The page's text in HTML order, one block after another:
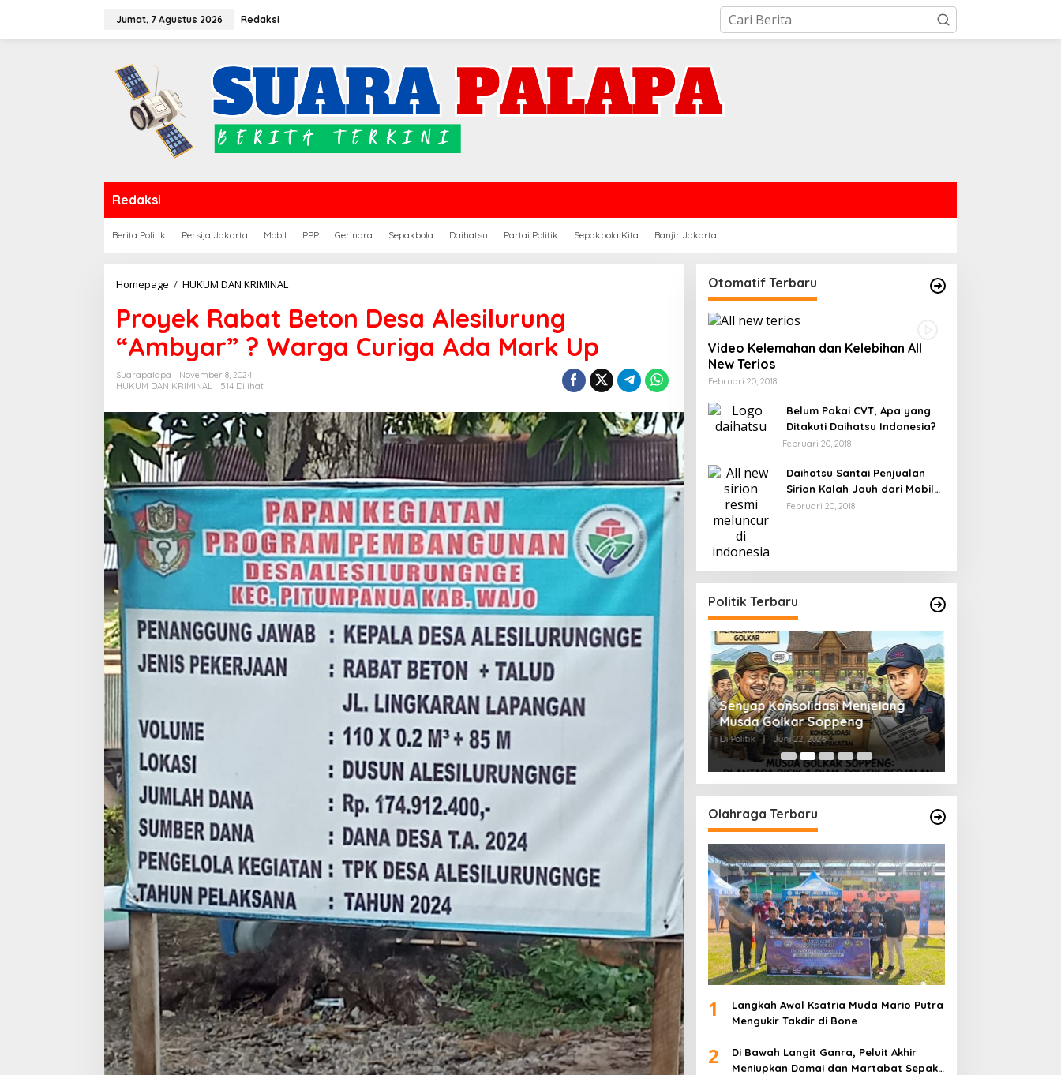
konten
Jumat, 7 Agustus 2026 Redaksi
Redaksi
Berita Politik Persija Jakarta Mobil PPP Gerindra Sepakbola Daihatsu Partai Politik Sepakbola Kita Banjir Jakarta
Homepage / HUKUM DAN KRIMINAL
Beton
Desa
Alesilurung
"Ambyar"
Curiga
Ada
Mark
Up
Proyek Rabat Beton Desa Alesilurung
“Ambyar” ? Warga Curiga Ada Mark Up
Suarapalapa
November 8, 2024
HUKUM DAN KRIMINAL
514 Dilihat
Otomatif Terbaru
Video Kelemahan dan Kelebihan All
New Terios
Februari 20, 2018
Belum Pakai CVT, Apa yang
Ditakuti Daihatsu Indonesia?
Februari 20, 2018
Daihatsu Santai Penjualan
Sirion Kalah Jauh dari Mobil
LCGC
Februari 20, 2018
Politik Terbaru
Menanti Penerus Beringin di Bumi
Latemmamala
Di Politik
Senyap Konsolidasi Menjelang
Musda Golkar Soppeng
Di Politik | Juni 22, 2026
Olahraga Terbaru
1
Langkah Awal Ksatria Muda Mario Putra
Mengukir Takdir di Bone
2
Di Bawah Langit Ganra, Peluit Akhir
Meniupkan Damai dan Martabat Sepak